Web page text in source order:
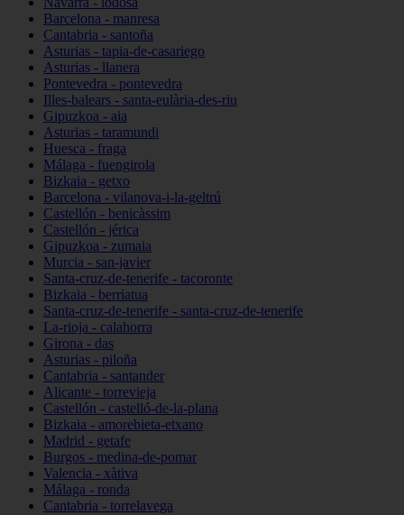
Barcelona - manresa
Cantabria - santoña
Asturias - tapia-de-casariego
Asturias - llanera
Pontevedra - pontevedra
Illes-balears - santa-eulària-des-riu
Gipuzkoa - aia
Asturias - taramundi
Huesca - fraga
Málaga - fuengirola
Bizkaia - getxo
Barcelona - vilanova-i-la-geltrú
Castellón - benicàssim
Castellón - jérica
Gipuzkoa - zumaia
Murcia - san-javier
Santa-cruz-de-tenerife - tacoronte
Bizkaia - berriatua
Santa-cruz-de-tenerife - santa-cruz-de-tenerife
La-rioja - calahorra
Girona - das
Asturias - piloña
Cantabria - santander
Alicante - torrevieja
Castellón - castelló-de-la-plana
Bizkaia - amorebieta-etxano
Madrid - getafe
Burgos - medina-de-pomar
Valencia - xàtiva
Málaga - ronda
Cantabria - torrelavega